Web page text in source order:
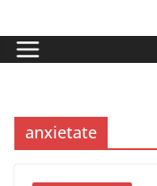
to
content
anxietate